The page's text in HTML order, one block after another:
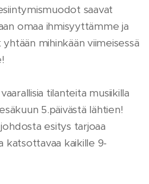
saavat
omaa ihmisyyttämme ja
mihinkään viimeisessä
tilanteita musiikilla
5.päivästä lähtien!
esitys tarjoaa
katsottavaa kaikille 9-